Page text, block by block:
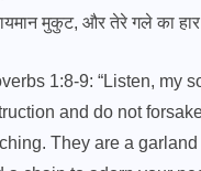
मुकुट, और तेरे गले का
1:8-9: “Listen, my
and do not
They are a